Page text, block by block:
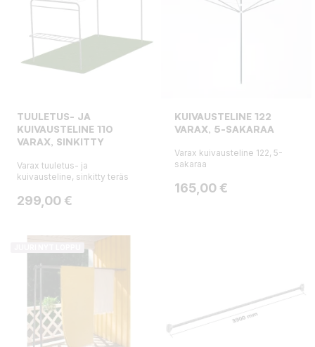
TUULETUS- JA
KUIVAUSTELINE 110
VARAX, SINKITTY
Varax tuuletus- ja
kuivausteline, sinkitty teräs
Hinta
299,00 €
KUIVAUSTELINE 122
VARAX, 5-SAKARAA
Varax kuivausteline 122, 5-
sakaraa
Hinta
165,00 €